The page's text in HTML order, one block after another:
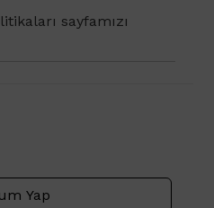
sayfamızı
Yap